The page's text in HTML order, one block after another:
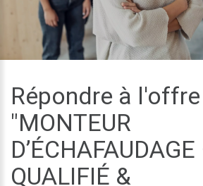
Répondre à
"MONTEUR
QUALIFIÉ &